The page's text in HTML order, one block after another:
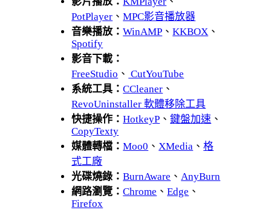
PotPlayer 、MPC影音播放器
音樂播放：WinAMP 、KKBOX 、
Spotify
影音下載：
FreeStudio 、 CutYouTube
系統工具：CCleaner 、
RevoUninstaller 軟體移除工具
快捷操作：HotkeyP 、鍵盤加速 、
CopyTexty
媒體轉檔：Moo0 、 XMedia 、格
式工廠
光碟燒錄：BurnAware 、 AnyBurn
網路瀏覽：Chrome 、Edge 、
Firefox